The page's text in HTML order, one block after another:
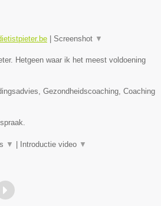
| Screenshot ▼
Hetgeen waar ik het meest voldoening
Gezondheidscoaching, Coaching
▼ | Introductie video ▼